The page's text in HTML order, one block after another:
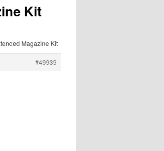
Kit
Magazine Kit
#49939